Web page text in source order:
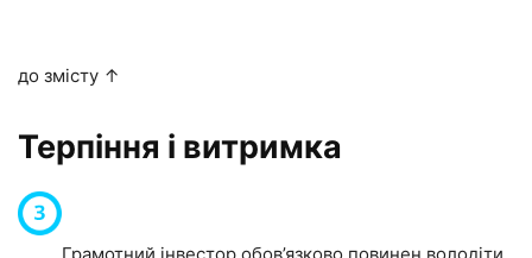
до змісту ↑
Терпіння і витримка